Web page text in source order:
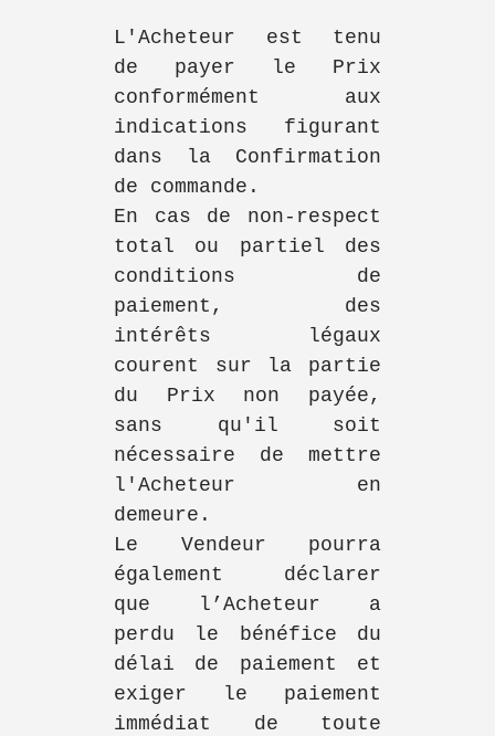
L'Acheteur est tenu
de payer le Prix
conformément aux
indications figurant
dans la Confirmation
de commande.
En cas de non-respect
total ou partiel des
conditions de
paiement, des
intérêts légaux
courent sur la partie
du Prix non payée,
sans qu'il soit
nécessaire de mettre
l'Acheteur en
demeure.
Le Vendeur pourra
également déclarer
que l’Acheteur a
perdu le bénéfice du
délai de paiement et
exiger le paiement
immédiat de toute